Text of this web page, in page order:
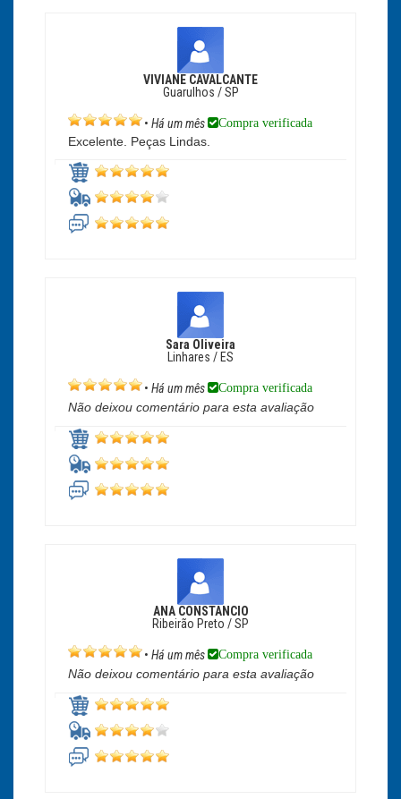
VIVIANE CAVALCANTE
Guarulhos / SP
• Há um mês Compra verificada
Excelente. Peças Lindas.
Sara Oliveira
Linhares / ES
• Há um mês Compra verificada
Não deixou comentário para esta avaliação
ANA CONSTANCIO
Ribeirão Preto / SP
• Há um mês Compra verificada
Não deixou comentário para esta avaliação